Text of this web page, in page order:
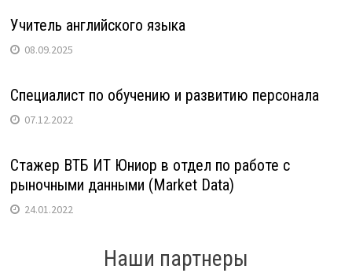
Учитель английского языка
08.09.2025
Специалист по обучению и развитию персонала
07.12.2022
Стажер ВТБ ИТ Юниор в отдел по работе с
рыночными данными (Market Data)
24.01.2022
Наши партнеры